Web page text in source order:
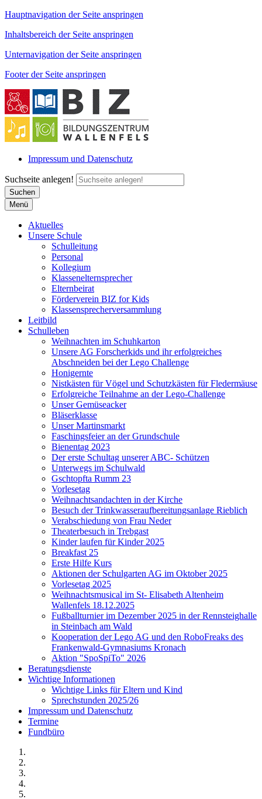
Hauptnavigation der Seite anspringen
Inhaltsbereich der Seite anspringen
Unternavigation der Seite anspringen
Footer der Seite anspringen
Impressum und Datenschutz
Suchseite anlegen!
Suchen
Menü
Aktuelles
Unsere Schule
Schulleitung
Personal
Kollegium
Klassenelternsprecher
Elternbeirat
Förderverein BIZ for Kids
Klassensprecherversammlung
Leitbild
Schulleben
Weihnachten im Schuhkarton
Unsere AG Forscherkids und ihr erfolgreiches
Abschneiden bei der Lego Challenge
Honigernte
Nistkästen für Vögel und Schutzkästen für Fledermäuse
Erfolgreiche Teilnahme an der Lego-Challenge
Unser Gemüseacker
Bläserklasse
Unser Martinsmarkt
Faschingsfeier an der Grundschule
Bienentag 2023
Der erste Schultag unserer ABC- Schützen
Unterwegs im Schulwald
Gschtopfta Rumm 23
Vorlesetag
Weihnachtsandachten in der Kirche
Besuch der Trinkwasseraufbereitungsanlage Rieblich
Verabschiedung von Frau Neder
Theaterbesuch in Trebgast
Kinder laufen für Kinder 2025
Breakfast 25
Erste Hilfe Kurs
Aktionen der Schulgarten AG im Oktober 2025
Vorlesetag 2025
Weihnachtsmusical im St- Elisabeth Altenheim
Wallenfels 18.12.2025
Fußballturnier im Dezember 2025 in der Rennsteighalle
in Steinbach am Wald
Kooperation der Lego AG und den RoboFreaks des
Frankenwald-Gymnasiums Kronach
Aktion "SpoSpiTo" 2026
Beratungsdienste
Wichtige Informationen
Wichtige Links für Eltern und Kind
Sprechstunden 2025/26
Impressum und Datenschutz
Termine
Fundbüro